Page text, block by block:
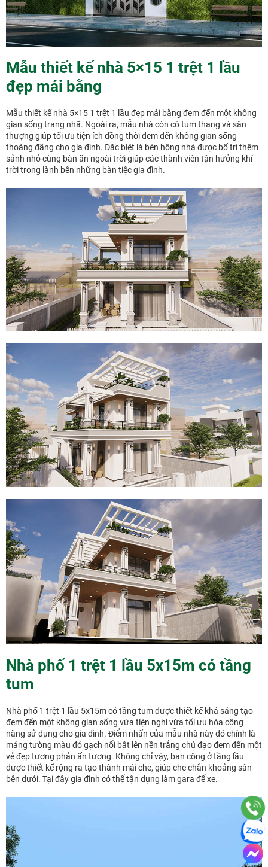
Mẫu thiết kế nhà 5×15 1 trệt 1 lầu
đẹp mái bằng
Mẫu thiết kế nhà 5×15 1 trệt 1 lầu đẹp mái bằng đem đến một không
gian sống trang nhã. Ngoài ra, mẫu nhà còn có tum thang và sân
thượng giúp tối ưu tiện ích đồng thời đem đến không gian sống
thoáng đãng cho gia đình. Đặc biệt là bên hông nhà được bố trí thêm
sảnh nhỏ cùng bàn ăn ngoài trời giúp các thành viên tận hưởng khí
trời trong lành bên những bàn tiệc gia đình.
Nhà phố 1 trệt 1 lầu 5x15m có tầng
tum
Nhà phố 1 trệt 1 lầu 5x15m có tầng tum được thiết kế khá sáng tạo
đem đến một không gian sống vừa tiện nghi vừa tối ưu hóa công
năng sử dụng cho gia đình. Điểm nhấn của mẫu nhà này đó chính là
mảng tường màu đỏ gạch nổi bật lên nền trắng chủ đạo đem đến một
vẻ đẹp tương phản ấn tượng. Không chỉ vậy, ban công ở tầng lầu
được thiết kế rộng ra tạo thành mái che, giúp che chắn khoảng sân
bên dưới. Tại đây gia đình có thể tận dụng làm gara để xe.